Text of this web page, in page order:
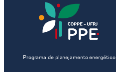
Programa de planejamento energético